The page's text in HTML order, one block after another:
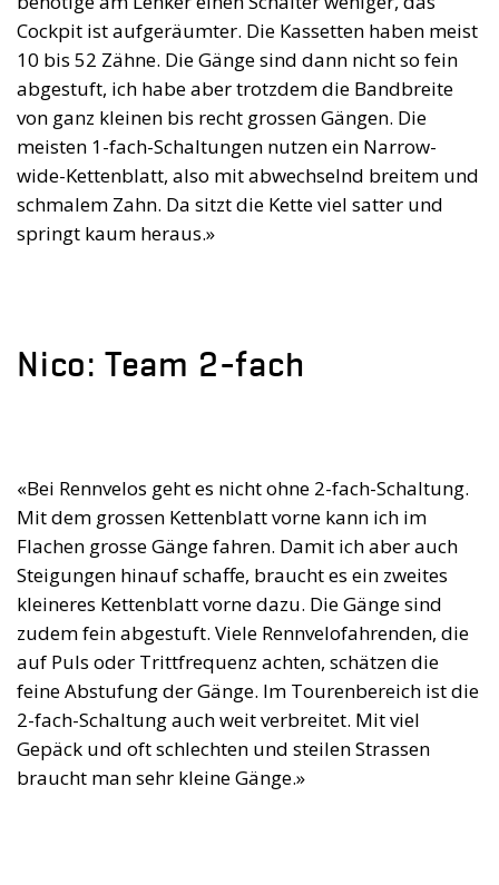
Cockpit ist aufgeräumter. Die Kassetten haben meist
10 bis 52 Zähne. Die Gänge sind dann nicht so fein
abgestuft, ich habe aber trotzdem die Bandbreite
von ganz kleinen bis recht grossen Gängen. Die
meisten 1-fach-Schaltungen nutzen ein Narrow-
wide-Kettenblatt, also mit abwechselnd breitem und
schmalem Zahn. Da sitzt die Kette viel satter und
springt kaum heraus.»
Nico: Team 2-fach
«Bei Rennvelos geht es nicht ohne 2-fach-Schaltung.
Mit dem grossen Kettenblatt vorne kann ich im
Flachen grosse Gänge fahren. Damit ich aber auch
Steigungen hinauf schaffe, braucht es ein zweites
kleineres Kettenblatt vorne dazu. Die Gänge sind
zudem fein abgestuft. Viele Rennvelofahrenden, die
auf Puls oder Trittfrequenz achten, schätzen die
feine Abstufung der Gänge. Im Tourenbereich ist die
2-fach-Schaltung auch weit verbreitet. Mit viel
Gepäck und oft schlechten und steilen Strassen
braucht man sehr kleine Gänge.»